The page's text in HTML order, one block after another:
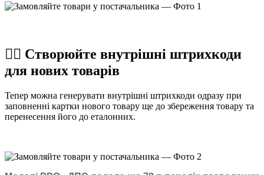
☝🏻 Створюйте внутрішні штрихкоди
для нових товарів
Тепер можна генерувати внутрішні штрихкоди одразу при
заповненні картки нового товару ще до збереження товару та
перенесення його до еталонних.